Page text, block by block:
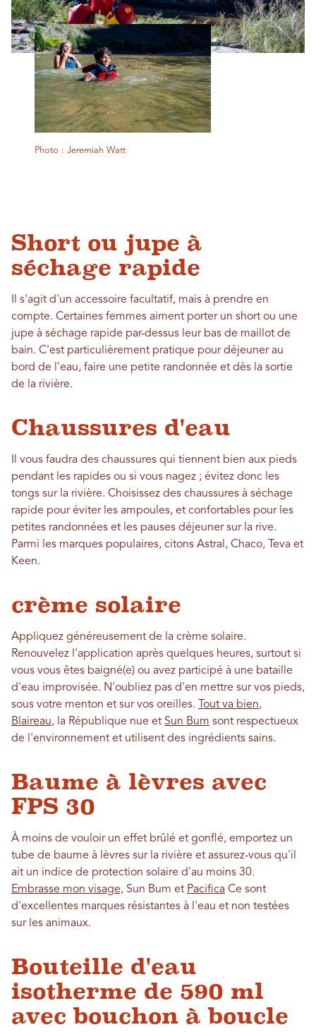
Photo : Jeremiah Watt
Short ou jupe à
séchage rapide
Il s'agit d'un accessoire facultatif, mais à prendre en
compte. Certaines femmes aiment porter un short ou une
jupe à séchage rapide par-dessus leur bas de maillot de
bain. C'est particulièrement pratique pour déjeuner au
bord de l'eau, faire une petite randonnée et dès la sortie
de la rivière.
Chaussures d'eau
Il vous faudra des chaussures qui tiennent bien aux pieds
pendant les rapides ou si vous nagez ; évitez donc les
tongs sur la rivière. Choisissez des chaussures à séchage
rapide pour éviter les ampoules, et confortables pour les
petites randonnées et les pauses déjeuner sur la rive.
Parmi les marques populaires, citons Astral, Chaco, Teva et
Keen.
crème solaire
Appliquez généreusement de la crème solaire.
Renouvelez l'application après quelques heures, surtout si
vous vous êtes baigné(e) ou avez participé à une bataille
d'eau improvisée. N'oubliez pas d'en mettre sur vos pieds,
sous votre menton et sur vos oreilles.
Tout va bien,
Blaireau, la République nue et Sun Bum sont respectueux
de l'environnement et utilisent des ingrédients sains.
Baume à lèvres avec
FPS 30
À moins de vouloir un effet brûlé et gonflé, emportez un
tube de baume à lèvres sur la rivière et assurez-vous qu'il
ait un indice de protection solaire d'au moins 30.
Embrasse mon visage, Sun Bum et Pacifica Ce sont
d'excellentes marques résistantes à l'eau et non testées
sur les animaux.
Bouteille d'eau
isotherme de 590 ml
avec bouchon à boucle